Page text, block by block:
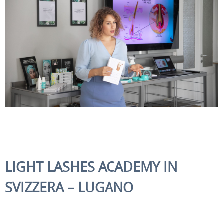
LIGHT LASHES ACADEMY IN
SVIZZERA – LUGANO